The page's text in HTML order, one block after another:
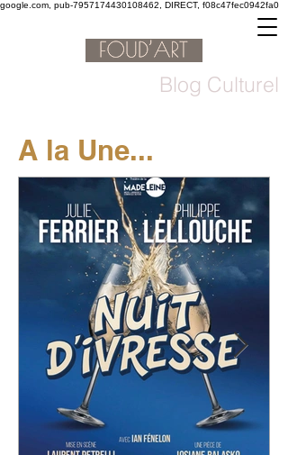
google.com, pub-7957174430108462, DIRECT, f08c47fec0942fa0
Blog Culturel
A la Une...